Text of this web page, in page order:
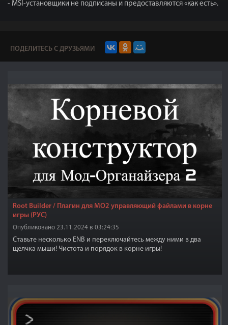
- MSI-установщики не подписаны и предоставляются «как есть».
ПОДЕЛИТЕСЬ С ДРУЗЬЯМИ
Root Builder / Плагин для МО2 управляющий файлами в корне
игры (РУС)
Опубликовано 23.11.2024 в 03:24:35
Ставьте несколько ENB и переключайтесь между ними в два
щелчка мыши! Чистота и порядок в корне игры!